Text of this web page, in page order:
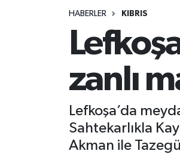
HABERLER KIBRIS
zanlı
Lefkoşa’da
Sahtekarlıkla
Akman ile
MAGAZİN
TEKNOLOJİ
TÜRKİYE
Süper Lig Puan Durumu ve
Tüm Manşetler
Son Dakika Haberleri
Haber Arşivi